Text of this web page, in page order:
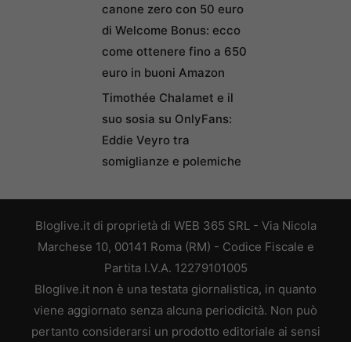
canone zero con 50 euro
di Welcome Bonus: ecco
come ottenere fino a 650
euro in buoni Amazon
Timothée Chalamet e il
suo sosia su OnlyFans:
Eddie Veyro tra
somiglianze e polemiche
Bloglive.it di proprietà di WEB 365 SRL - Via Nicola
Marchese 10, 00141 Roma (RM) - Codice Fiscale e
Partita I.V.A. 12279101005
Bloglive.it non è una testata giornalistica, in quanto
viene aggiornato senza alcuna periodicità. Non può
pertanto considerarsi un prodotto editoriale ai sensi